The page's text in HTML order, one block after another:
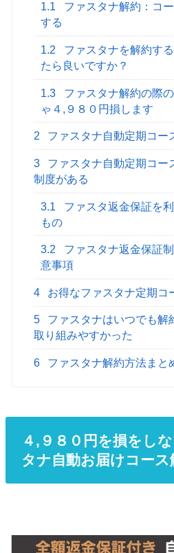
1.1
ファスタナ解約：コ
する
1.2
ファスタナを解約す
たら良いですか？
1.3
ファスタナ解約の際
ゃ４,９８０円損します
2 ファスタナ自動定期コー
3
ファスタナ自動定期コー
制度がある
3.1
ファスタ返金保証を
もの
3.2
ファスタナ返金保証
意事項
4 お得なファスタナ定期コ
5
ファスタナはいつでも解
取り組みやすかった
6 ファスタナ解約方法まと
４,９８０円を損をし
タナ自動お届けコース